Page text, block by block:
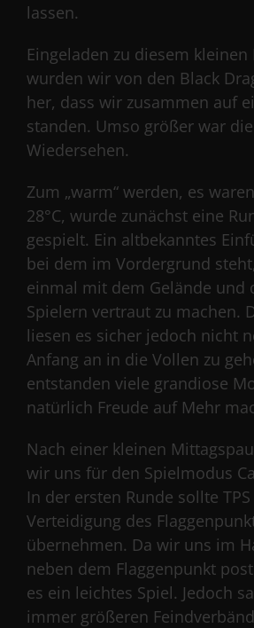
lassen.
Eingeladen zu diesem kleinen
wurden wir von den Black
her, dass wir zusammen auf
standen. Umso größer war
Wiedersehen.
Zum „warm“ werden, es
28°C, wurde zunächst eine
gespielt. Ein altbekanntes
bei dem im Vordergrund
einmal mit dem Gelände und
Spielern vertraut zu machen.
liesen es sicher jedoch nicht
Anfang an in die Vollen zu
entstanden viele grandiose
natürlich Freude auf Mehr
Nach einer kleinen
wir uns für den Spielmodus
In der ersten Runde sollte
Verteidigung des
übernehmen. Da wir uns im
neben dem Flaggenpunkt
es ein leichtes Spiel. Jedoch
immer größeren